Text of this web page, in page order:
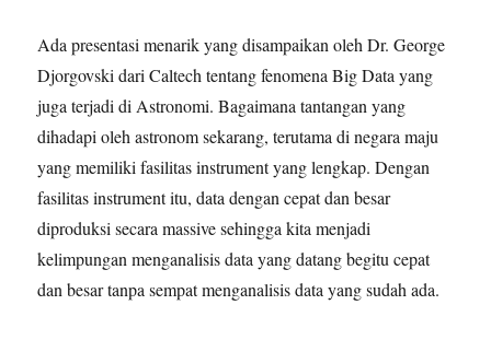
Ada presentasi menarik yang disampaikan oleh Dr. George
Djorgovski dari Caltech tentang fenomena Big Data yang
juga terjadi di Astronomi. Bagaimana tantangan yang
dihadapi oleh astronom sekarang, terutama di negara maju
yang memiliki fasilitas instrument yang lengkap. Dengan
fasilitas instrument itu, data dengan cepat dan besar
diproduksi secara massive sehingga kita menjadi
kelimpungan menganalisis data yang datang begitu cepat
dan besar tanpa sempat menganalisis data yang sudah ada.